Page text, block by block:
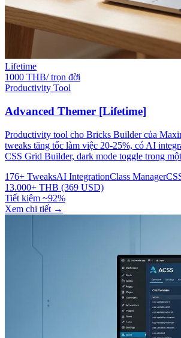
Lifetime
1000 THB/ trọn đời
Productivity Tool
Advanced Themer [Lifetime]
Productivity tool cho Bricks Builder của
tweaks tăng tốc làm việc 20-25%, có AI
CSS Grid Builder, dark mode toggle trong
176+ TweaksAI IntegrationClass Manager
13.000+ THB (369 USD)
Tiết kiệm ~92%
Xem chi tiết →